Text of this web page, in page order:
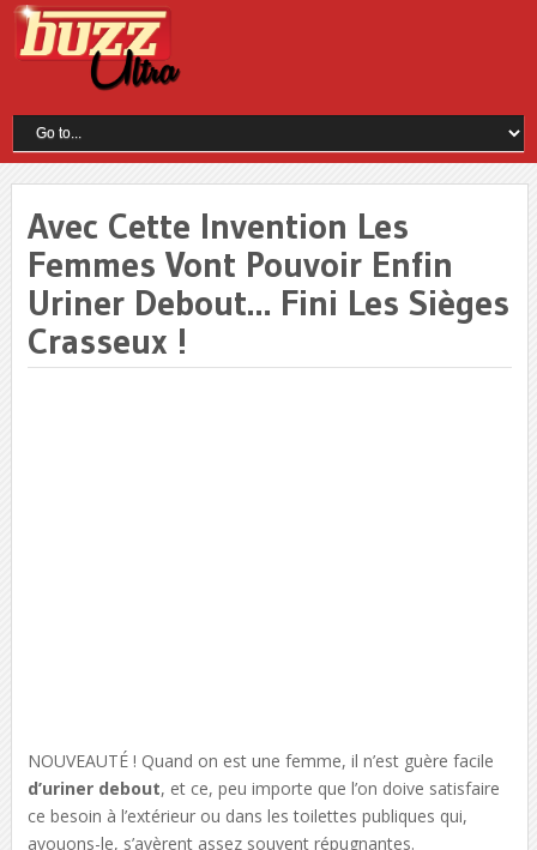
Avec Cette Invention Les
Femmes Vont Pouvoir Enfin
Uriner Debout… Fini Les Sièges
Crasseux !
NOUVEAUTÉ ! Quand on est une femme, il n’est guère facile
d’uriner debout, et ce, peu importe que l’on doive satisfaire
ce besoin à l’extérieur ou dans les toilettes publiques qui,
avouons-le, s’avèrent assez souvent répugnantes.